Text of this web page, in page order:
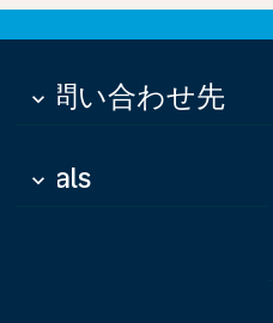
お問い合わせ先
keyboard_arrow_down
Deals
keyboard_arrow_down